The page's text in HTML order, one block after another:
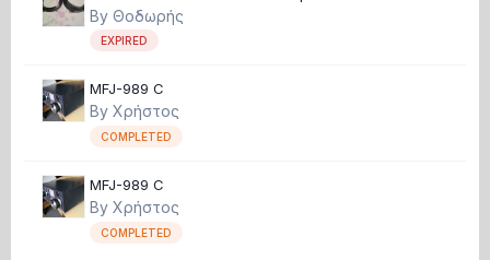
Θηλυκό καινούργια αχρησιμοποίητα
By Θοδωρής
EXPIRED
MFJ-989 C
By Χρήστος
COMPLETED
MFJ-989 C
By Χρήστος
COMPLETED